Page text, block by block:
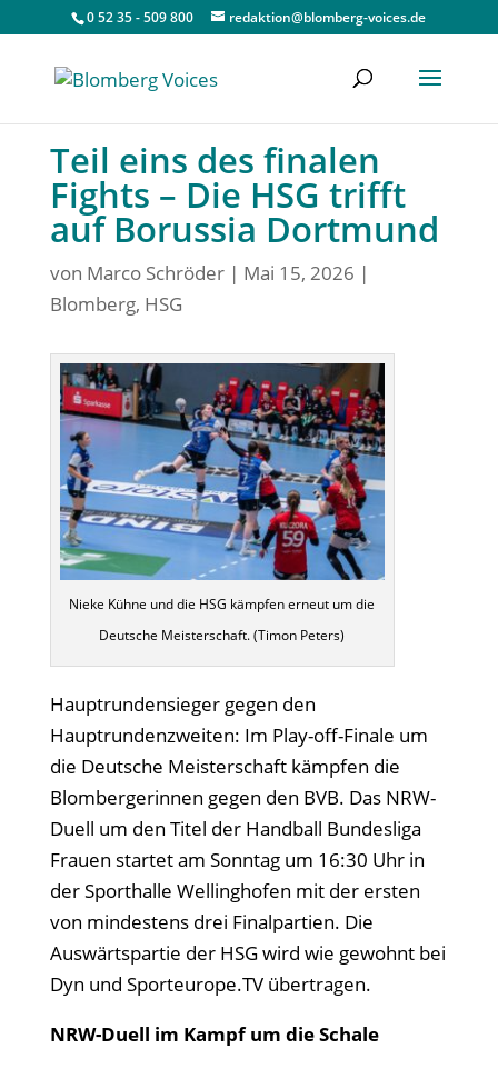
0 52 35 - 509 800 redaktion@blomberg-voices.de
Teil eins des finalen
Fights – Die HSG trifft
auf Borussia Dortmund
von Marco Schröder| Mai 15, 2026 |
Blomberg, HSG
Nieke Kühne und die HSG kämpfen erneut um die
Deutsche Meisterschaft. (Timon Peters)
Hauptrundensieger gegen den
Hauptrundenzweiten: Im Play-off-Finale um
die Deutsche Meisterschaft kämpfen die
Blombergerinnen gegen den BVB. Das NRW-
Duell um den Titel der Handball Bundesliga
Frauen startet am Sonntag um 16:30 Uhr in
der Sporthalle Wellinghofen mit der ersten
von mindestens drei Finalpartien. Die
Auswärtspartie der HSG wird wie gewohnt bei
Dyn und Sporteurope.TV übertragen.
NRW-Duell im Kampf um die Schale